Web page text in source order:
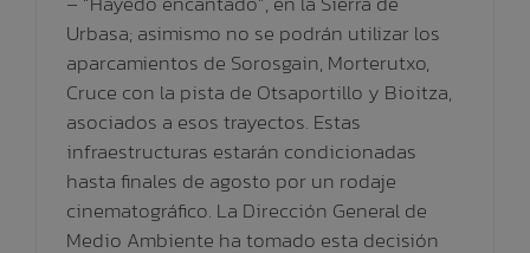
Urbasa; asimismo no se podrán utilizar los
aparcamientos de Sorosgain, Morterutxo,
Cruce con la pista de Otsaportillo y Bioitza,
asociados a esos trayectos. Estas
infraestructuras estarán condicionadas
hasta finales de agosto por un rodaje
cinematográfico. La Dirección General de
Medio Ambiente ha tomado esta decisión